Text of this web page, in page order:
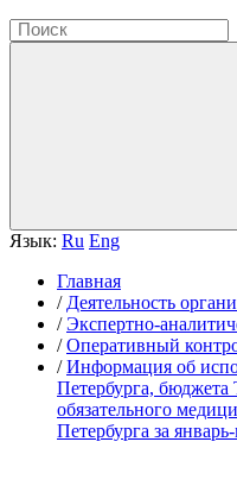
Язык: Ru Eng
Главная
/ Деятельность
/ Экспертно-
/ Оперативный
/ Информация об
Петербурга, бюджета
обязательного
Петербурга за